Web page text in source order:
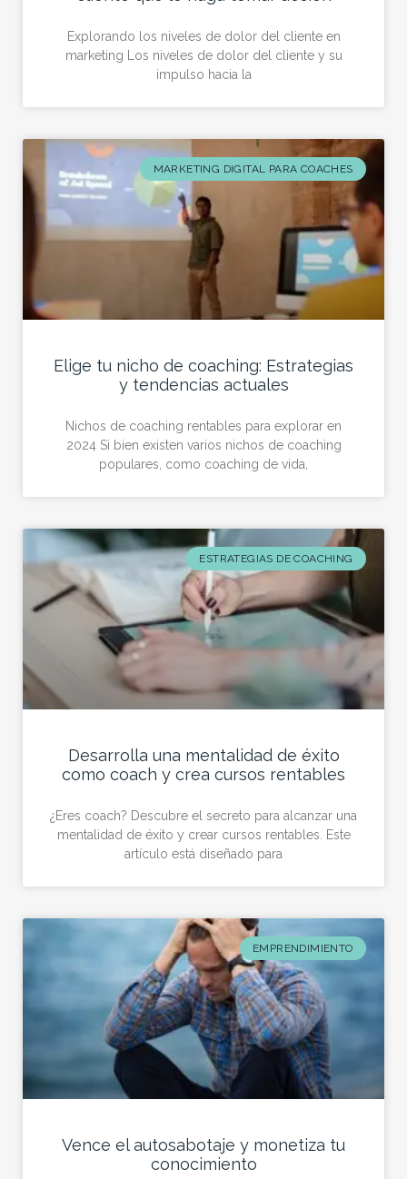
Explorando los niveles de dolor del cliente en
marketing Los niveles de dolor del cliente y su
impulso hacia la
MARKETING DIGITAL PARA COACHES
Elige tu nicho de coaching: Estrategias
y tendencias actuales
Nichos de coaching rentables para explorar en
2024 Si bien existen varios nichos de coaching
populares, como coaching de vida,
ESTRATEGIAS DE COACHING
Desarrolla una mentalidad de éxito
como coach y crea cursos rentables
¿Eres coach? Descubre el secreto para alcanzar una
mentalidad de éxito y crear cursos rentables. Este
artículo está diseñado para
EMPRENDIMIENTO
Vence el autosabotaje y monetiza tu
conocimiento